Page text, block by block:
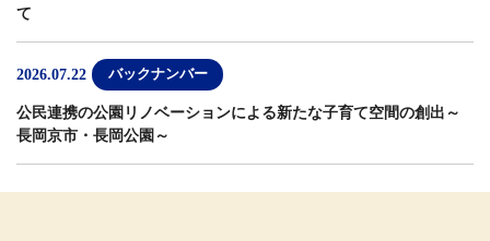
て
2026.07.22 バックナンバー
公民連携の公園リノベーションによる新たな子育て空間の創出～
長岡京市・長岡公園～